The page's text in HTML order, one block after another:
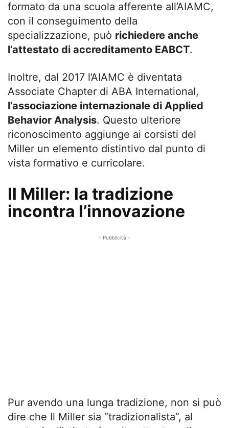
formato da una scuola afferente all’AIAMC,
con il conseguimento della
specializzazione, può richiedere anche
l’attestato di accreditamento EABCT.
Inoltre, dal 2017 l’AIAMC è diventata
Associate Chapter di ABA International,
l’associazione internazionale di Applied
Behavior Analysis. Questo ulteriore
riconoscimento aggiunge ai corsisti del
Miller un elemento distintivo dal punto di
vista formativo e curricolare.
Il Miller: la tradizione
incontra l’innovazione
- Pubblicità -
Pur avendo una lunga tradizione, non si può
dire che Il Miller sia “tradizionalista”, al